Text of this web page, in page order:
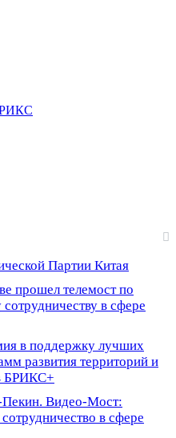
Партии Китая
прошел телемост по
в сфере
в поддержку лучших
развития территорий и
БРИКС+
Видео-Мост:
в сфере